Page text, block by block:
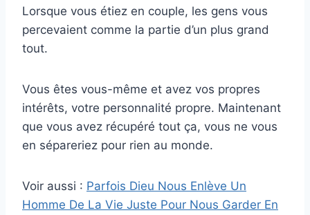
Lorsque vous étiez en couple, les gens vous
percevaient comme la partie d’un plus grand
tout.
Vous êtes vous-même et avez vos propres
intérêts, votre personnalité propre. Maintenant
que vous avez récupéré tout ça, vous ne vous
en sépareriez pour rien au monde.
Voir aussi : Parfois Dieu Nous Enlève Un
Homme De La Vie Juste Pour Nous Garder En